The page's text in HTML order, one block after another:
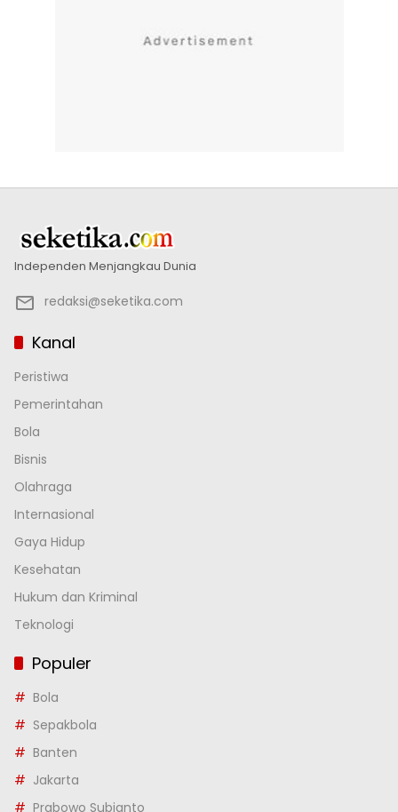
Independen Menjangkau Dunia
redaksi@seketika.com
Kanal
Peristiwa
Pemerintahan
Bola
Bisnis
Olahraga
Internasional
Gaya Hidup
Kesehatan
Hukum dan Kriminal
Teknologi
Populer
Bola
Sepakbola
Banten
Jakarta
Prabowo Subianto